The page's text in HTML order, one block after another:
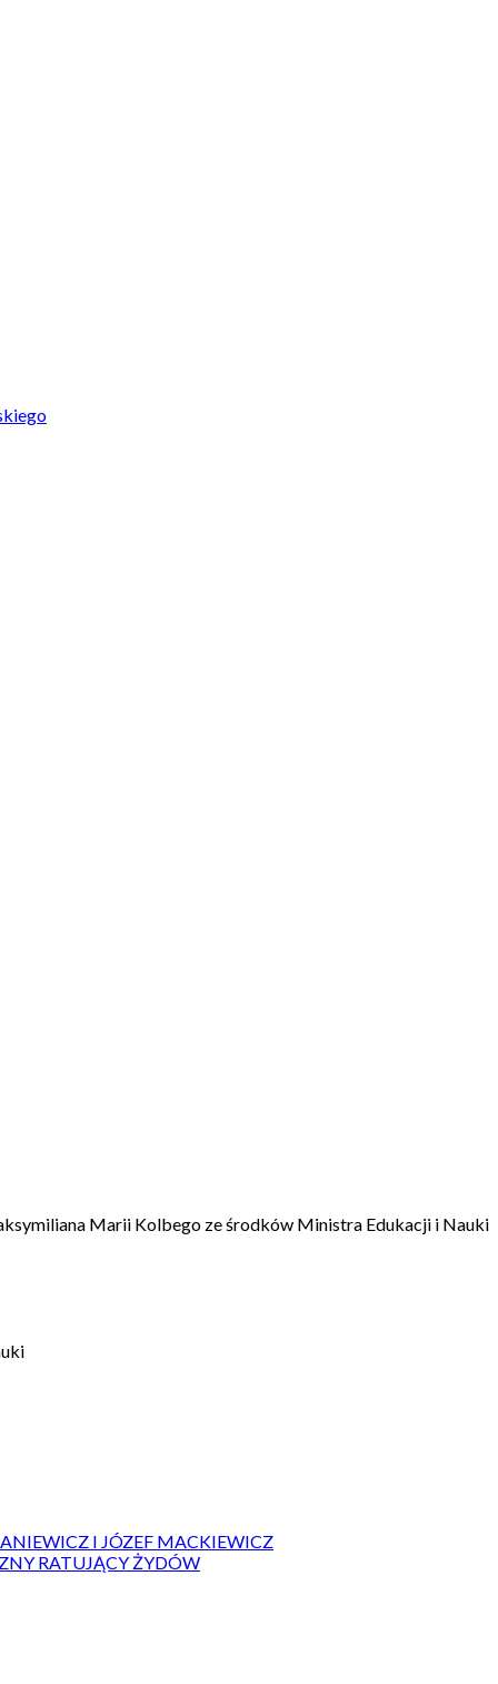
Marii Kolbego ze środków Ministra Edukacji i Nauki
I JÓZEF MACKIEWICZ
RATUJĄCY ŻYDÓW